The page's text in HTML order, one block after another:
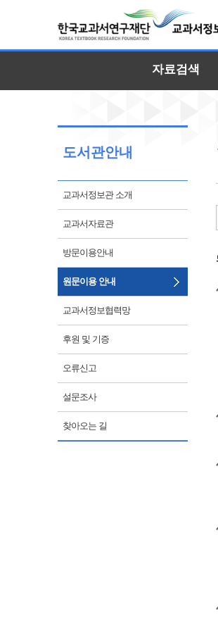
자료검색
도서관안내
교과서정보관 소개
교과서자료관
방문이용안내
원문이용 안내
교과서정보협력망
후원 및 기증
오류신고
설문조사
찾아오는 길